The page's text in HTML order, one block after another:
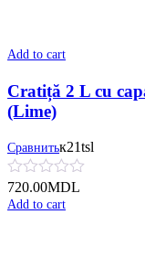
Add to cart
Cratiță 2 L cu
(Lime)
Сравнитьк21tsl
720.00MDL
Add to cart